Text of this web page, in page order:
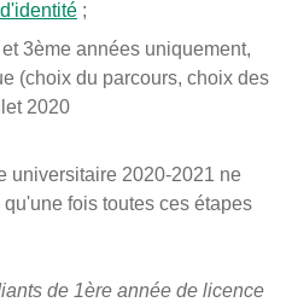
;
3ème années uniquement,
(choix du parcours, choix des
2020
universitaire 2020-2021 ne
fois toutes ces étapes
de 1ère année de licence